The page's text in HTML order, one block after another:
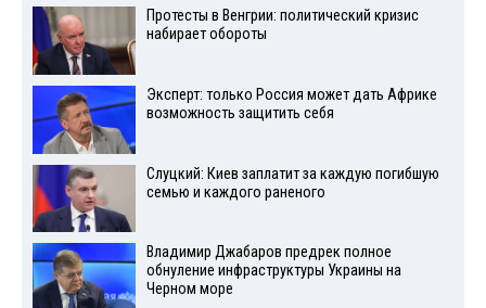
Протесты в Венгрии: политический кризис
набирает обороты
Эксперт: только Россия может дать Африке
возможность защитить себя
Слуцкий: Киев заплатит за каждую погибшую
семью и каждого раненого
Владимир Джабаров предрек полное
обнуление инфраструктуры Украины на
Черном море